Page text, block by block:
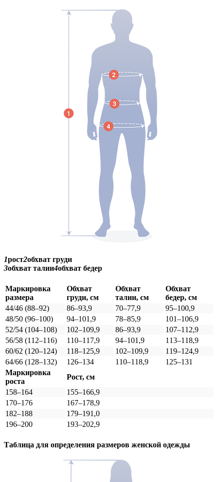
1рост2обхват груди
3обхват талии4обхват бедер
Маркировка
размера
Обхват
груди, см
Обхват
талии, см
Обхват
бедер, см
44/46 (88–92)
86–93,9 70–77,9
95–100,9
48/50 (96–100)
94–101,9 78–85,9
101–106,9
52/54 (104–108)
102–109,9 86–93,9
107–112,9
56/58 (112–116)
110–117,9 94–101,9
113–118,9
60/62 (120–124)
118–125,9 102–109,9
119–124,9
64/66 (128–132)
126–134 110–118,9
125–131
Маркировка
роста
Рост, см
158–164
155–166,9
170–176
167–178,9
182–188
179–191,0
196–200
193–202,9
Таблица для определения размеров женской одежды